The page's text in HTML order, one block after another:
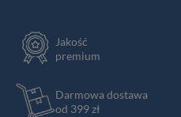
Jakość
premium
Darmowa dostawa
od 399 zł